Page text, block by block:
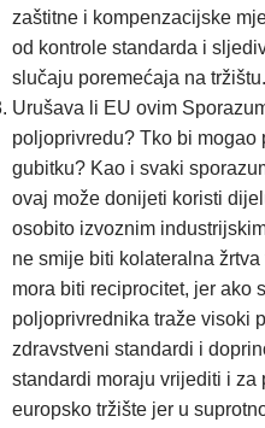
zaštitne i kompenzacijske
od kontrole standarda i
slučaju poremećaja na tržištu.
Urušava li EU ovim
poljoprivredu? Tko bi mogao
gubitku? Kao i svaki
ovaj može donijeti koristi
osobito izvoznim
ne smije biti kolateralna
mora biti reciprocitet, jer ako
poljoprivrednika traže visoki
zdravstveni standardi i
standardi moraju vrijediti i za
europsko tržište jer u